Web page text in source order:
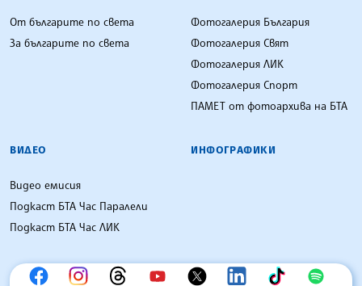
От българите по света
За българите по света
Фотогалерия България
Фотогалерия Свят
Фотогалерия ЛИК
Фотогалерия Спорт
ПАМЕТ от фотоархива на БТА
ВИДЕО
Видео емисия
Подкаст БТА Час Паралели
Подкаст БТА Час ЛИК
ИНФОГРАФИКИ